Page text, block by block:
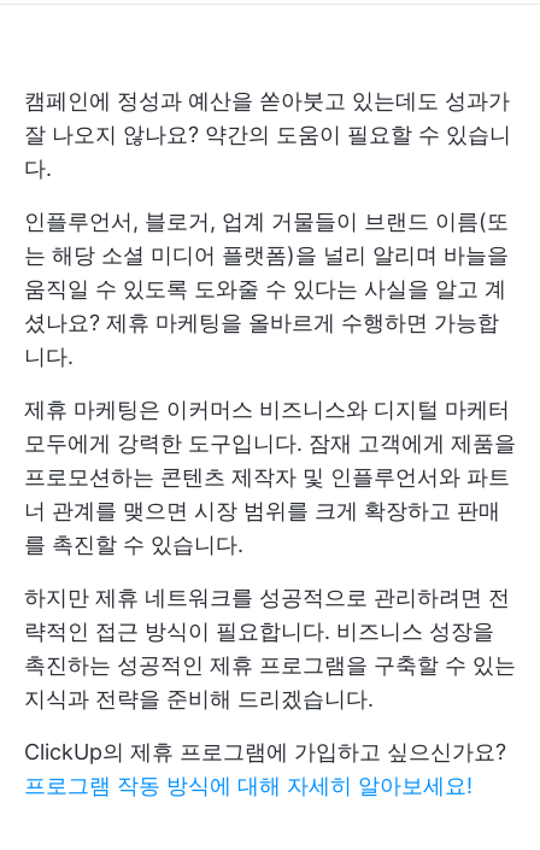
캠페인에 정성과 예산을 쏟아붓고 있는데도 성과가
잘 나오지 않나요? 약간의 도움이 필요할 수 있습니
다.
인플루언서, 블로거, 업계 거물들이 브랜드 이름(또
는 해당 소셜 미디어 플랫폼)을 널리 알리며 바늘을
움직일 수 있도록 도와줄 수 있다는 사실을 알고 계
셨나요? 제휴 마케팅을 올바르게 수행하면 가능합
니다.
제휴 마케팅은 이커머스 비즈니스와 디지털 마케터
모두에게 강력한 도구입니다. 잠재 고객에게 제품을
프로모션하는 콘텐츠 제작자 및 인플루언서와 파트
너 관계를 맺으면 시장 범위를 크게 확장하고 판매
를 촉진할 수 있습니다.
하지만 제휴 네트워크를 성공적으로 관리하려면 전
략적인 접근 방식이 필요합니다. 비즈니스 성장을
촉진하는 성공적인 제휴 프로그램을 구축할 수 있는
지식과 전략을 준비해 드리겠습니다.
ClickUp의 제휴 프로그램에 가입하고 싶으신가요?
프로그램 작동 방식에 대해 자세히 알아보세요!